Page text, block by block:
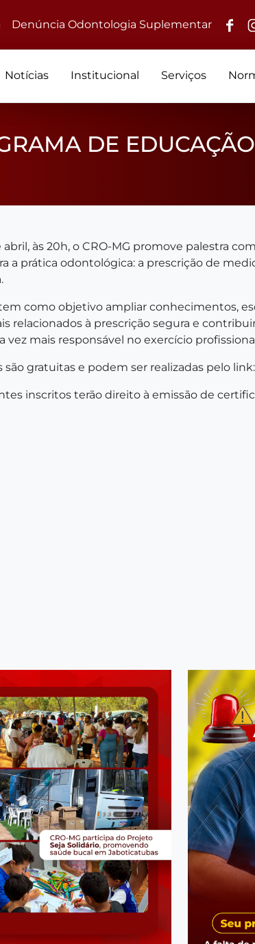
Denúncia Odontologia Suplementar
Notícias Institucional Serviços
DE
abril, às 20h, o CRO-MG promove palestra
a prática odontológica: a prescrição de
como objetivo ampliar conhecimentos,
relacionados à prescrição segura e
vez mais responsável no exercício
são gratuitas e podem ser realizadas pelo link:
inscritos terão direito à emissão de